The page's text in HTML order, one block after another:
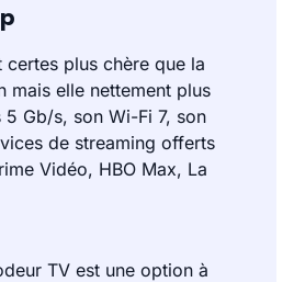
certes plus chère que la
mais elle nettement plus
Gb/s, son Wi-Fi 7, son
de streaming offerts
Vidéo, HBO Max, La
TV est une option à